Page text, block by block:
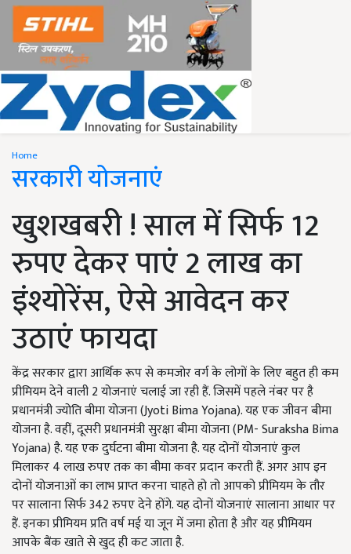
Home
सरकारी योजनाएं
खुशखबरी ! साल में सिर्फ 12
रुपए देकर पाएं 2 लाख का
इंश्योरेंस, ऐसे आवेदन कर
उठाएं फायदा
केंद्र सरकार द्वारा आर्थिक रूप से कमजोर वर्ग के लोगों के लिए बहुत ही कम
प्रीमियम देने वाली 2 योजनाएं चलाई जा रही हैं. जिसमें पहले नंबर पर है
प्रधानमंत्री ज्योति बीमा योजना (Jyoti Bima Yojana). यह एक जीवन बीमा
योजना है. वहीं, दूसरी प्रधानमंत्री सुरक्षा बीमा योजना (PM- Suraksha Bima
Yojana) है. यह एक दुर्घटना बीमा योजना है. यह दोनों योजनाएं कुल
मिलाकर 4 लाख रुपए तक का बीमा कवर प्रदान करती हैं. अगर आप इन
दोनों योजनाओं का लाभ प्राप्त करना चाहते हो तो आपको प्रीमियम के तौर
पर सालाना सिर्फ 342 रुपए देने होंगे. यह दोनों योजनाएं सालाना आधार पर
हैं. इनका प्रीमियम प्रति वर्ष मई या जून में जमा होता है और यह प्रीमियम
आपके बैंक खाते से खुद ही कट जाता है.